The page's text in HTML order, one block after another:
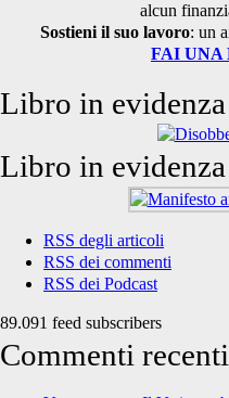
alcun
Sostieni il suo lavoro: un
FAI UNA
Libro in evidenza
Libro in
RSS degli articoli
RSS dei commenti
RSS dei Podcast
89.091 feed subscribers
Commenti recenti